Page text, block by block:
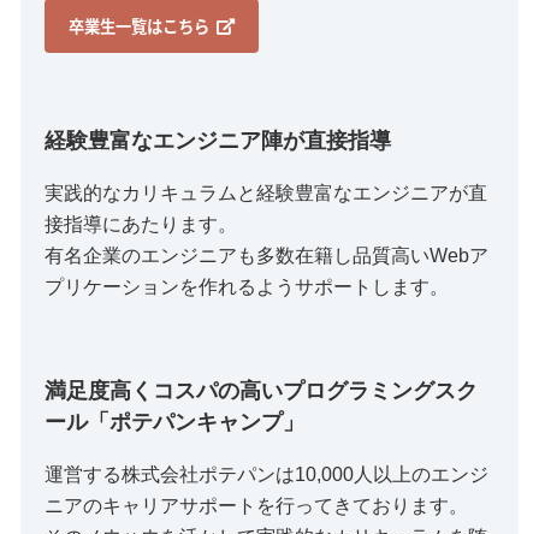
卒業生一覧はこちら
経験豊富なエンジニア陣が直接指導
実践的なカリキュラムと経験豊富なエンジニアが直
接指導にあたります。
有名企業のエンジニアも多数在籍し品質高いWebア
プリケーションを作れるようサポートします。
満足度高くコスパの高いプログラミングスク
ール「ポテパンキャンプ」
運営する株式会社ポテパンは10,000人以上のエンジ
ニアのキャリアサポートを行ってきております。